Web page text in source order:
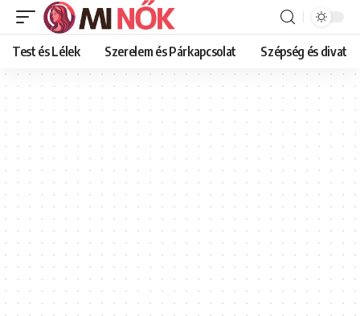
Test és Lélek Szerelem és Párkapcsolat Szépség és divat